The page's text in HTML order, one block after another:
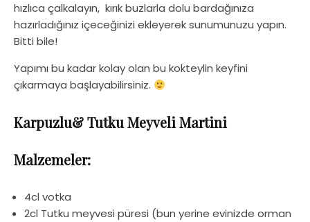
hızlıca çalkalayın, kırık buzlarla dolu bardağınıza
hazırladığınız içeceğinizi ekleyerek sunumunuzu yapın.
Bitti bile!
Yapımı bu kadar kolay olan bu kokteylin keyfini
çıkarmaya başlayabilirsiniz.
Karpuzlu& Tutku Meyveli Martini
Malzemeler:
4cl votka
2cl Tutku meyvesi püresi (bun yerine evinizde orman